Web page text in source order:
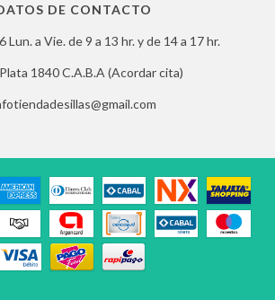
DE CONTACTO
Lun. a Vie. de 9 a 13 hr. y de 14 a 17 hr.
1840 C.A.B.A (Acordar cita)